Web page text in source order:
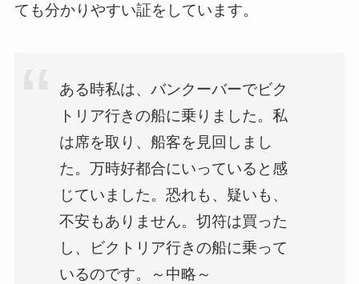
ても分かりやすい証をしています。
ある時私は、バンクーバーでビク
トリア行きの船に乗りました。私
は席を取り、船客を見回しまし
た。万時好都合にいっていると感
じていました。恐れも、疑いも、
不安もありません。切符は買った
し、ビクトリア行きの船に乗って
いるのです。～中略～